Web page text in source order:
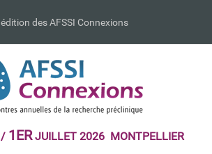
édition des AFSSI Connexions
/ 1ERJUILLET 2026 MONTPELLIER